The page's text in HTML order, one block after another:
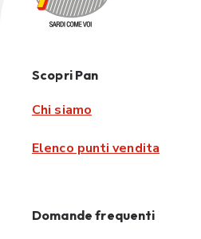
Scopri Pan
Chi siamo
Elenco punti vendita
Domande frequenti